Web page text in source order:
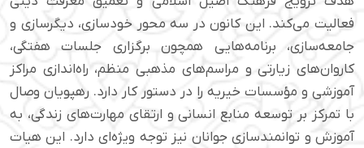
فعالیت می‌کند. این کانون در سه محور خودسازی، دیگرسازی و
جامعه‌سازی، برنامه‌هایی همچون برگزاری جلسات هفتگی،
کاروان‌های زیارتی و مراسم‌های مذهبی منظم، راه‌اندازی مراکز
آموزشی و مؤسسات خیریه را در دستور کار دارد. رهپویان وصال
با تمرکز بر توسعه منابع انسانی و ارتقای مهارت‌های زندگی، به
آموزش و توانمندسازی جوانان نیز توجه ویژه‌ای دارد. این هیات